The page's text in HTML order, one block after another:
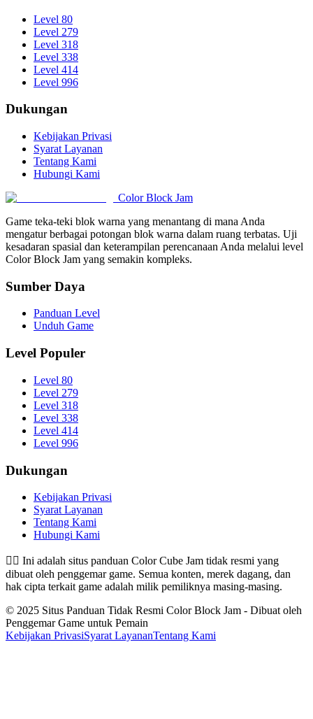
Level 80
Level 279
Level 318
Level 338
Level 414
Level 996
Dukungan
Kebijakan Privasi
Syarat Layanan
Tentang Kami
Hubungi Kami
Color Block Jam
Game teka-teki blok warna yang menantang di mana Anda
mengatur berbagai potongan blok warna dalam ruang terbatas. Uji
kesadaran spasial dan keterampilan perencanaan Anda melalui level
Color Block Jam yang semakin kompleks.
Sumber Daya
Panduan Level
Unduh Game
Level Populer
Level 80
Level 279
Level 318
Level 338
Level 414
Level 996
Dukungan
Kebijakan Privasi
Syarat Layanan
Tentang Kami
Hubungi Kami
👉🏻 Ini adalah situs panduan Color Cube Jam tidak resmi yang
dibuat oleh penggemar game. Semua konten, merek dagang, dan
hak cipta terkait game adalah milik pemiliknya masing-masing.
© 2025 Situs Panduan Tidak Resmi Color Block Jam - Dibuat oleh
Penggemar Game untuk Pemain
Kebijakan PrivasiSyarat LayananTentang Kami